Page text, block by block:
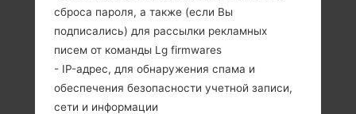
135 грамм (4.76
унции)
Съемный Li-Ion
2610 mAh
сброса пароля, а также (если Вы
подписались) для рассылки рекламных
писем от команды Lg firmwares
- IP-адрес, для обнаружения спама и
обеспечения безопасности учетной записи,
сети и информации